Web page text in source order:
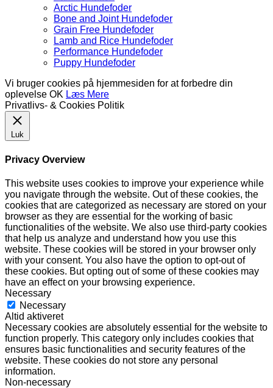
Arctic Hundefoder
Bone and Joint Hundefoder
Grain Free Hundefoder
Lamb and Rice Hundefoder
Performance Hundefoder
Puppy Hundefoder
Vi bruger cookies på hjemmesiden for at forbedre din
oplevelse OK Læs Mere
Privatlivs- & Cookies Politik
Luk
Privacy Overview
This website uses cookies to improve your experience while
you navigate through the website. Out of these cookies, the
cookies that are categorized as necessary are stored on your
browser as they are essential for the working of basic
functionalities of the website. We also use third-party cookies
that help us analyze and understand how you use this
website. These cookies will be stored in your browser only
with your consent. You also have the option to opt-out of
these cookies. But opting out of some of these cookies may
have an effect on your browsing experience.
Necessary
Necessary
Altid aktiveret
Necessary cookies are absolutely essential for the website to
function properly. This category only includes cookies that
ensures basic functionalities and security features of the
website. These cookies do not store any personal
information.
Non-necessary